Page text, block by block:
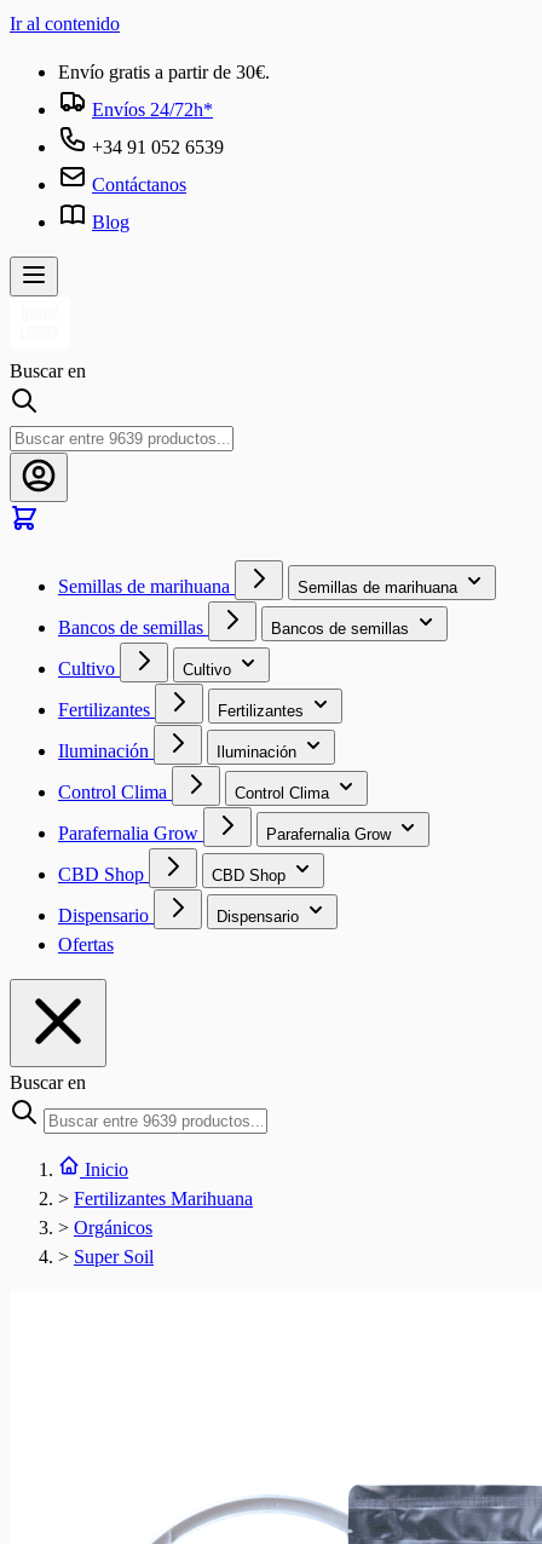
Ir al contenido
Envío gratis a partir de 30€.
Envíos 24/72h*
+34 91 052 6539
Contáctanos
Blog
Buscar en
Semillas de marihuana Semillas de marihuana
Bancos de semillas Bancos de semillas
Cultivo Cultivo
Fertilizantes Fertilizantes
Iluminación Iluminación
Control Clima Control Clima
Parafernalia Grow Parafernalia Grow
CBD Shop CBD Shop
Dispensario Dispensario
Ofertas
Buscar en
Inicio
> Fertilizantes Marihuana
> Orgánicos
> Super Soil